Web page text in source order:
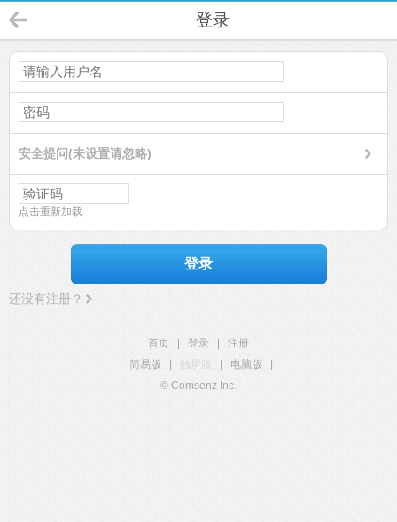
登录
安全提问(未设置请忽略)
点击重新加载
登录
还没有注册？
首页 登录
注册
简易版
触屏版 电脑版
© Comsenz Inc.